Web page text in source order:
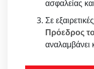
ασφαλείας
Σε
Πρόεδρος